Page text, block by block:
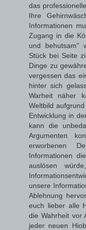
das
Ihre
Informationen
Zugang in die
und behutsam"
Stück bei Seite
Dinge zu
vergessen das
hinter sich
Warheit näher
Weltbild
Entwicklung in
kann die
Argumenten
erworbenen
Informationen
auslösen
unsere
Ablehnung
euch lieber alle
die Wahrheit vor
jeder neuen